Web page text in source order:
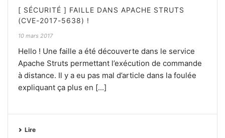
[ SÉCURITÉ ] FAILLE DANS APACHE STRUTS
(CVE-2017-5638) !
10 mars 2017
Hello ! Une faille a été découverte dans le service
Apache Struts permettant l’exécution de commande
à distance. Il y a eu pas mal d’article dans la foulée
expliquant ça plus en [...]
Lire